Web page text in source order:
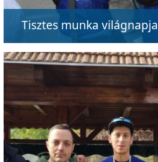
Tisztes munka világnapja